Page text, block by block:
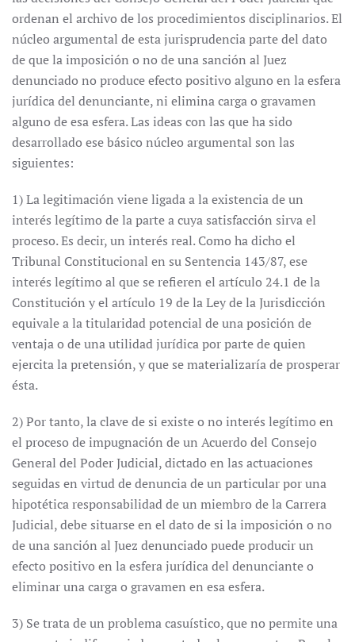
ordenan el archivo de los procedimientos disciplinarios. El
núcleo argumental de esta jurisprudencia parte del dato
de que la imposición o no de una sanción al Juez
denunciado no produce efecto positivo alguno en la esfera
jurídica del denunciante, ni elimina carga o gravamen
alguno de esa esfera. Las ideas con las que ha sido
desarrollado ese básico núcleo argumental son las
siguientes:
1) La legitimación viene ligada a la existencia de un
interés legítimo de la parte a cuya satisfacción sirva el
proceso. Es decir, un interés real. Como ha dicho el
Tribunal Constitucional en su Sentencia 143/87, ese
interés legítimo al que se refieren el artículo 24.1 de la
Constitución y el artículo 19 de la Ley de la Jurisdicción
equivale a la titularidad potencial de una posición de
ventaja o de una utilidad jurídica por parte de quien
ejercita la pretensión, y que se materializaría de prosperar
ésta.
2) Por tanto, la clave de si existe o no interés legítimo en
el proceso de impugnación de un Acuerdo del Consejo
General del Poder Judicial, dictado en las actuaciones
seguidas en virtud de denuncia de un particular por una
hipotética responsabilidad de un miembro de la Carrera
Judicial, debe situarse en el dato de si la imposición o no
de una sanción al Juez denunciado puede producir un
efecto positivo en la esfera jurídica del denunciante o
eliminar una carga o gravamen en esa esfera.
3) Se trata de un problema casuístico, que no permite una